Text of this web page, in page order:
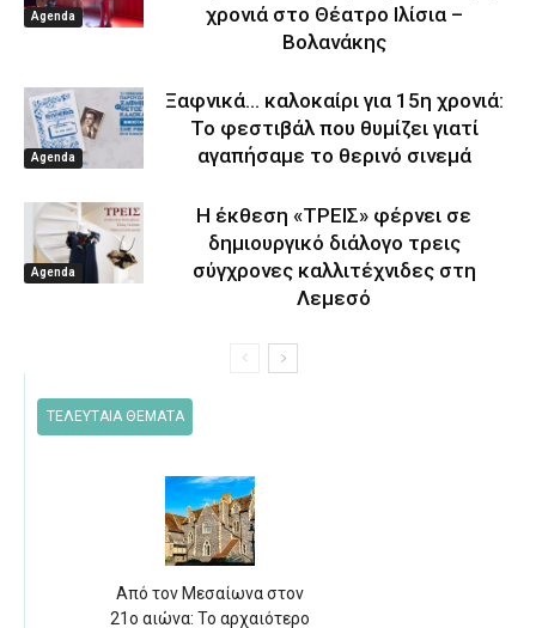
Agenda
χρονιά στο Θέατρο Ιλίσια –
Βολανάκης
Agenda
Ξαφνικά… καλοκαίρι για 15η χρονιά:
Το φεστιβάλ που θυμίζει γιατί
αγαπήσαμε το θερινό σινεμά
Agenda
Η έκθεση «ΤΡΕΙΣ» φέρνει σε
δημιουργικό διάλογο τρεις
σύγχρονες καλλιτέχνιδες στη
Λεμεσό
ΤΕΛΕΥΤΑΙΑ ΘΕΜΑΤΑ
Από τον Μεσαίωνα στον
21ο αιώνα: Το αρχαιότερο